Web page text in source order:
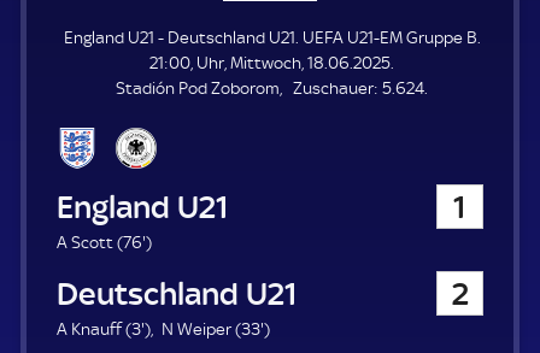
P
E
L
E
N
England U21 - Deutschland U21. UEFA U21-EM Gruppe B.
21:00, Uhr, Mittwoch, 18.06.2025.
Stadión Pod Zoborom
Zuschauer: Z
5.624.
England U21 1
A Scott (76'7
.
i
)
Deutschland U21 2
A Knauff (3'3
) N Weiper (33'3
)